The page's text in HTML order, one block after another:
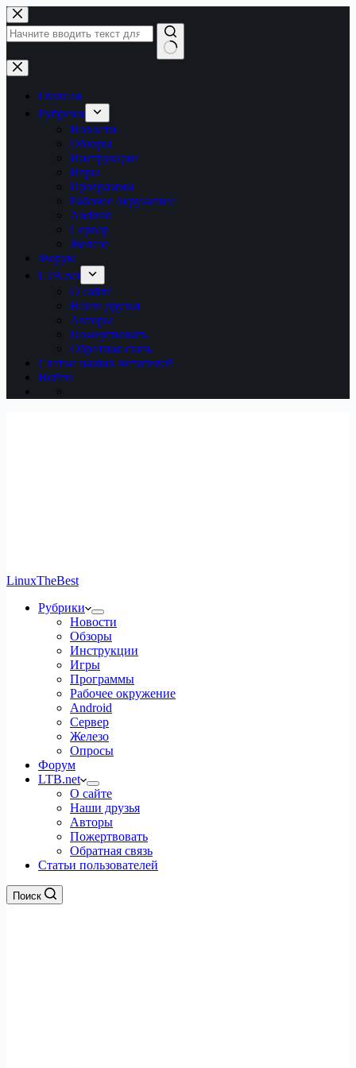
Перейти
к
сути
Ничего
не
найденоГлавная
Рубрики
Новости
Обзоры
Инструкции
Игры
Программы
Рабочее окружение
Android
Сервер
Железо
Форум
LTB.net
О сайте
Наши друзья
Авторы
Пожертвовать
Обратная связь
Статьи наших читателей
Войти
LinuxTheBest
Рубрики
Новости
Обзоры
Инструкции
Игры
Программы
Рабочее окружение
Android
Сервер
Железо
Опросы
Форум
LTB.net
О сайте
Наши друзья
Авторы
Пожертвовать
Обратная связь
Статьи пользователей
Поиск